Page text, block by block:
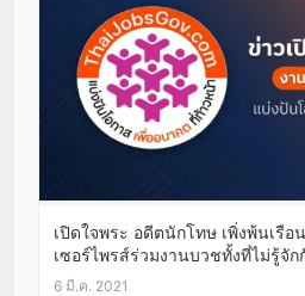
เปิดใจพระ อดีตนักโทษ เพิ่งพ้นเรื
เซอร์ไพรส์ร่วมงานบวชทั้งที่ไม่รู้จัก
6 มี.ค. 2021